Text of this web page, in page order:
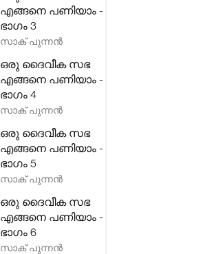
എങ്ങനെ പണിയാം -
ഭാഗം 3
സാക് പുന്നൻ
ഒരു ദൈവീക സഭ
എങ്ങനെ പണിയാം -
ഭാഗം 4
സാക് പുന്നൻ
ഒരു ദൈവീക സഭ
എങ്ങനെ പണിയാം -
ഭാഗം 5
സാക് പുന്നൻ
ഒരു ദൈവീക സഭ
എങ്ങനെ പണിയാം -
ഭാഗം 6
സാക് പുന്നൻ